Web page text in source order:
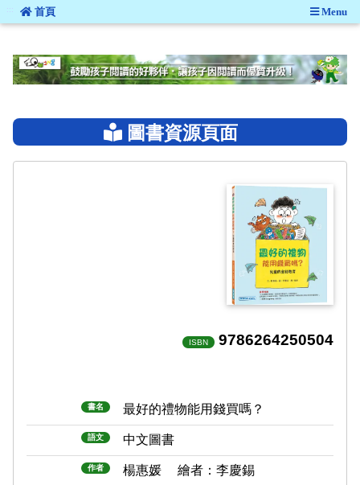
::: 首頁 Menu
圖書資源頁面
ISBN 9786264250504
書名 最好的禮物能用錢買嗎？
語文 中文圖書
作者 楊惠媛 繪者：李慶錫